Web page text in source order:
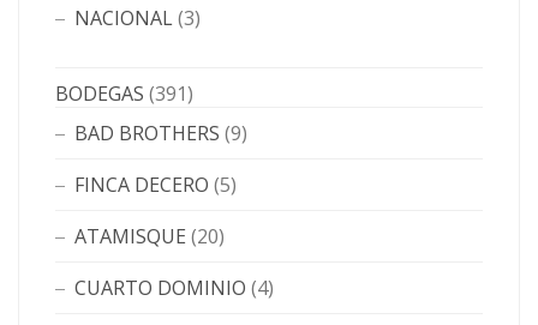
NACIONAL(3)
BODEGAS (391)
BAD BROTHERS (9)
FINCA DECERO (5)
ATAMISQUE (20)
CUARTO DOMINIO (4)